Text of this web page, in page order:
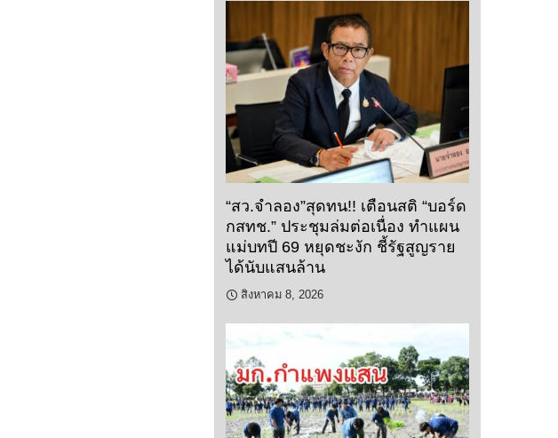
“สว.จำลอง”สุดทน!! เตือนสติ “บอร์ด
กสทช.” ประชุมล่มต่อเนื่อง ทำแผน
แม่บทปี 69 หยุดชะงัก ชี้รัฐสูญราย
ได้นับแสนล้าน
สิงหาคม 8, 2026